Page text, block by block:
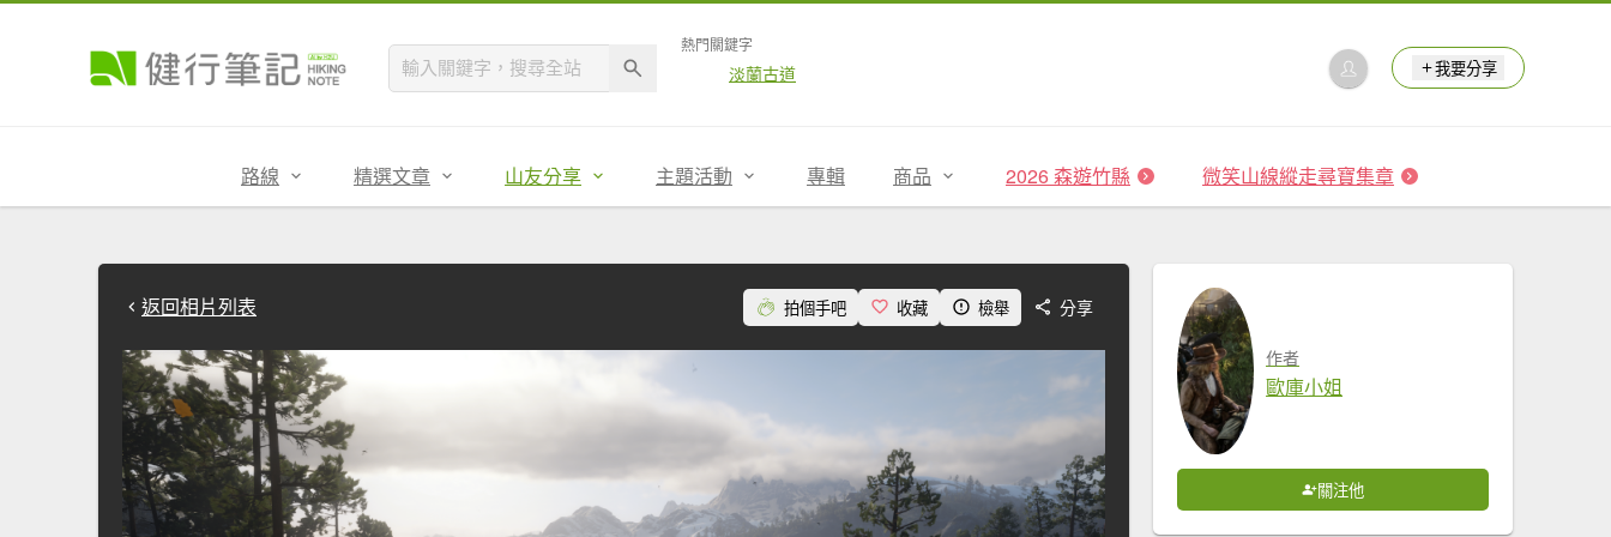
熱門關鍵字
淡蘭古道 我要分享
路線 精選文章 山友分享 主題活動 專輯 商品 2026 森遊竹縣 微笑山線縱走尋寶集章
返回相片列表 拍個手吧 收藏 檢舉 分享
作者
歐庫小姐
關注他